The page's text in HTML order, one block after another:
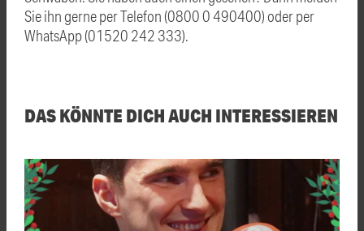
Sie ihn gerne per Telefon (0800 0 490400) oder per
WhatsApp (01520 242 333).
DAS KÖNNTE DICH AUCH INTERESSIEREN